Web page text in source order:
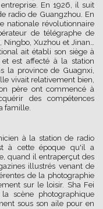
En 1926, il suit
radio de Guangzhou. En
nationale révolutionnaire
de télégraphe de
Xuzhou et Jinan…
ait établi son siège à
est affecté à la station
la province de Guagnxi,
vivait relativement bien,
père ont commencé à
des compétences
famille.
à la station de radio
à cette époque qu'il a
quand il entraperçut des
illustrés venant de
de la photographie
sur le loisir. Sha Fei
scène photographique
sous son aile pour en